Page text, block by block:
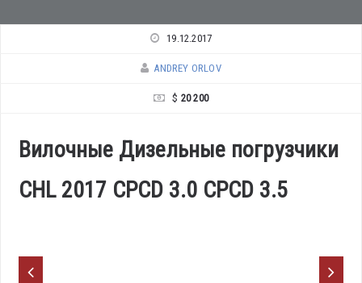
19.12.2017
ANDREY ORLOV
$ 20 200
Вилочные Дизельные погрузчики
CHL 2017 CPCD 3.0 CPCD 3.5